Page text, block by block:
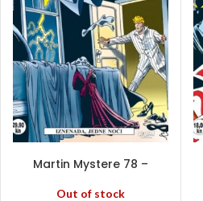
Martin Mystere 78 –
Iznenada, jedne noći
Out of stock